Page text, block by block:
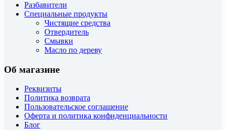
Разбавители
Специальные продукты
Чистящие средства
Отвердитель
Смывки
Масло по дереву
Об магазине
Реквизиты
Политика возврата
Пользовательское соглашение
Оферта и политика конфиденциальности
Блог